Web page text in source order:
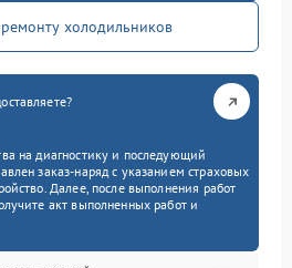
холодильников
на диагностику и последующий
заказ-наряд с указанием страховых
Далее, после выполнения работ
акт выполненных работ и